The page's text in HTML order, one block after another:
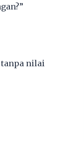
tanpa nilai